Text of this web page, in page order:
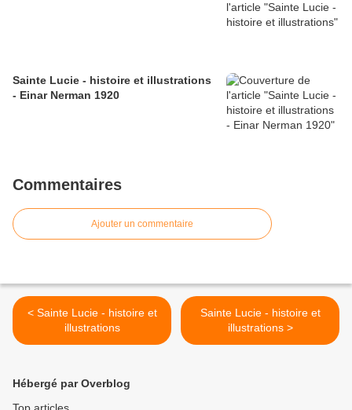
Sainte Lucie - histoire et illustrations
- Einar Nerman 1920
Commentaires
Ajouter un commentaire
< Sainte Lucie - histoire et
illustrations
Sainte Lucie - histoire et
illustrations >
Hébergé par Overblog